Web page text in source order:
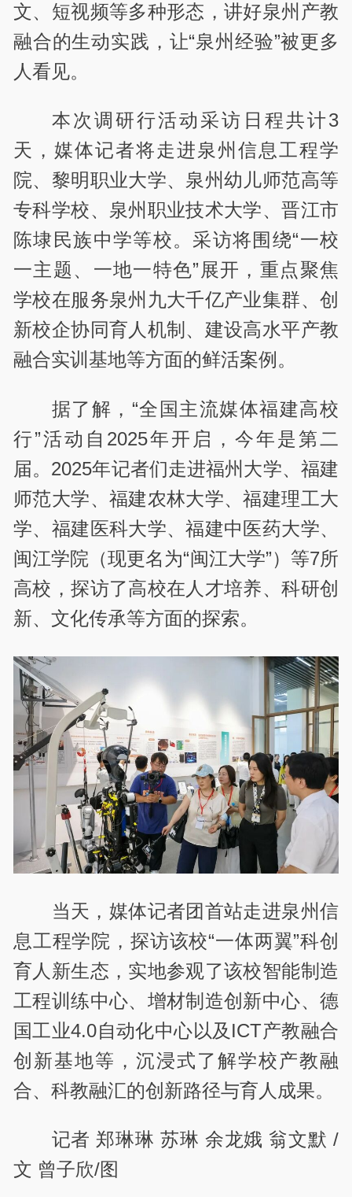
文、短视频等多种形态，讲好泉州产教
融合的生动实践，让“泉州经验”被更多
人看见。
本次调研行活动采访日程共计3
天，媒体记者将走进泉州信息工程学
院、黎明职业大学、泉州幼儿师范高等
专科学校、泉州职业技术大学、晋江市
陈埭民族中学等校。采访将围绕“一校
一主题、一地一特色”展开，重点聚焦
学校在服务泉州九大千亿产业集群、创
新校企协同育人机制、建设高水平产教
融合实训基地等方面的鲜活案例。
据了解，“全国主流媒体福建高校
行”活动自2025年开启，今年是第二
届。2025年记者们走进福州大学、福建
师范大学、福建农林大学、福建理工大
学、福建医科大学、福建中医药大学、
闽江学院（现更名为“闽江大学”）等7所
高校，探访了高校在人才培养、科研创
新、文化传承等方面的探索。
当天，媒体记者团首站走进泉州信
息工程学院，探访该校“一体两翼”科创
育人新生态，实地参观了该校智能制造
工程训练中心、增材制造创新中心、德
国工业4.0自动化中心以及ICT产教融合
创新基地等，沉浸式了解学校产教融
合、科教融汇的创新路径与育人成果。
记者 郑琳琳 苏琳 余龙娥 翁文默 /
文 曾子欣/图